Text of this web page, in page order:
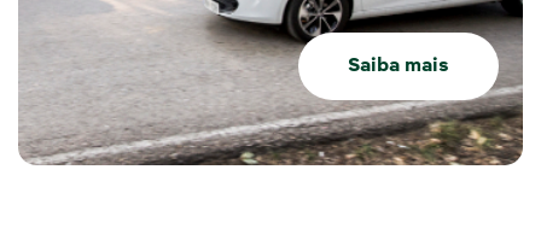
Saiba mais